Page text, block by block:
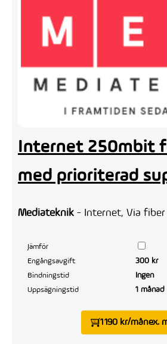
Internet 250mbit
med prioriterad
Mediateknik - Internet, Via fiber
Jämför
Engångsavgift
300 kr
Bindningstid Ingen
Uppsägningstid 1 månad
1 190 kr/månex.